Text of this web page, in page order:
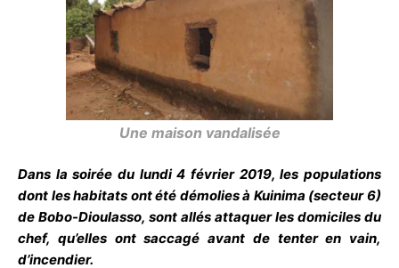
Une maison vandalisée
Dans la soirée du lundi 4 février 2019, les populations
dont les habitats ont été démolies à Kuinima (secteur 6)
de Bobo-Dioulasso, sont allés attaquer les domiciles du
chef, qu’elles ont saccagé avant de tenter en vain,
d’incendier.